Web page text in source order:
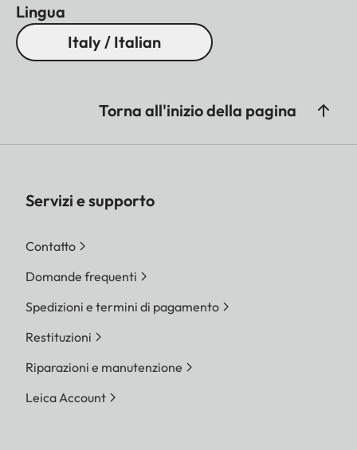
Lingua
Italy / Italian
Torna all'inizio della pagina
Servizi e supporto
Contatto
Domande frequenti
Spedizioni e termini di pagamento
Restituzioni
Riparazioni e manutenzione
Leica Account